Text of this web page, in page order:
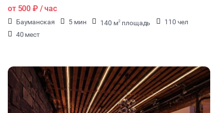
от 500 ₽/ час
Бауманская 5 мин 140 м2 площадь
110 чел
40 мест